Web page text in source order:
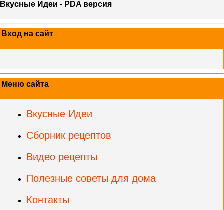
Вкусные Идеи - PDA версия
Вход на сайт
Меню сайта
Вкусные Идеи
Сборник рецептов
Видео рецепты
Полезные советы для дома
Контакты